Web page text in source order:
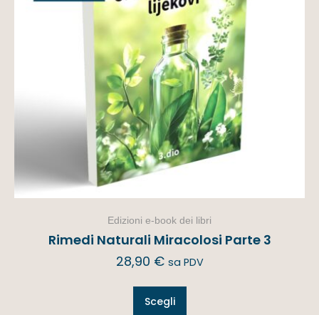
Edizioni e-book dei libri
Rimedi Naturali Miracolosi Parte 3
28,90 € sa PDV
Scegli